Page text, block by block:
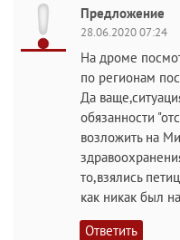
Предложение
28.06.2020 07:24
На дроме
по регионам
Да
обязанности
возложить на
то,взялись
как никак был
Ответить